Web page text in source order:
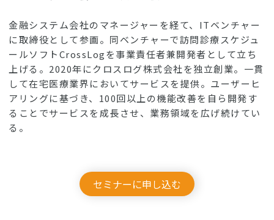
金融システム会社のマネージャーを経て、ITベンチャー
に取締役として参画。同ベンチャーで訪問診療スケジュ
ールソフトCrossLogを事業責任者兼開発者として立ち
上げる。2020年にクロスログ株式会社を独立創業。一貫
して在宅医療業界においてサービスを提供。ユーザーヒ
アリングに基づき、100回以上の機能改善を自ら開発す
ることでサービスを成長させ、業務領域を広げ続けてい
る。
セミナーに申し込む